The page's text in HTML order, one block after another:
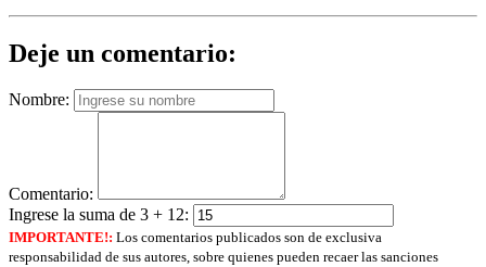
Deje un comentario:
Nombre:
Comentario:
Ingrese la suma de 3 + 12:
IMPORTANTE!: Los comentarios publicados son de exclusiva
responsabilidad de sus autores, sobre quienes pueden recaer las sanciones